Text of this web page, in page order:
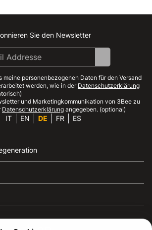
Instagram
Facebook
Linkedin
Youtube
Sie den Newsletter
meine personenbezogenen Daten für den Versand
werden, wie in der Datenschutzerklärung
und Marketingkommunikation von 3Bee zu
Datenschutzerklärung angegeben. (optional)
IT EN DE FR ES